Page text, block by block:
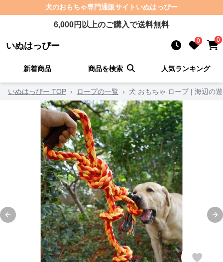
犬のおもちゃ専門通販サイト いぬはっぴー
6,000円以上のご購入で送料無料
いぬはっぴー 0 0
新着商品 商品を検索 人気ランキング
いぬはっぴー TOP › ロープの一覧 › 犬 おもちゃ ロープ | 海辺の
Previous slide